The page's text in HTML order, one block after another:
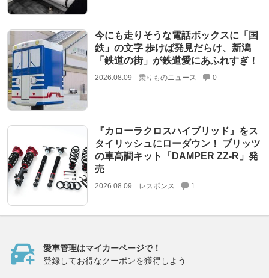
今にも走りそうな電話ボックスに「国
鉄」の文字 歩けば発見だらけ、新潟
「鉄道の街」が鉄道愛にあふれすぎ！
2026.08.09 乗りものニュース 0
『カローラクロスハイブリッド』をス
タイリッシュにローダウン！ ブリッツ
の車高調キット「DAMPER ZZ-R」発
売
2026.08.09 レスポンス 1
愛車管理はマイカーページで！
登録してお得なクーポンを獲得しよう